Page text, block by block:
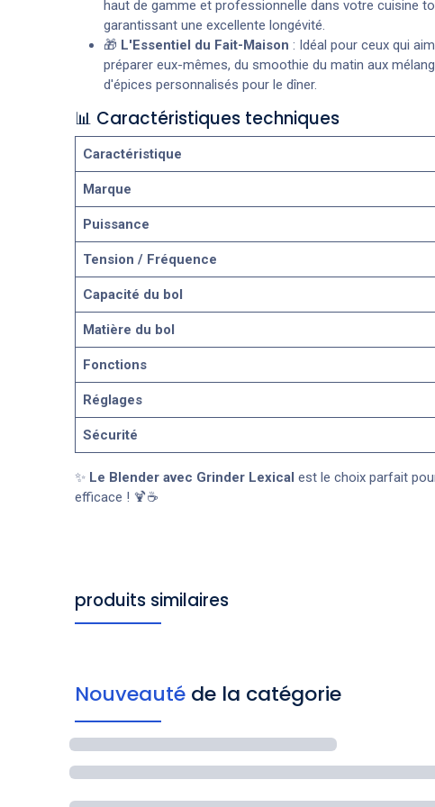
haut de gamme et professionnelle dans votre cuisine
garantissant une excellente longévité.
🎁 L'Essentiel du Fait-Maison : Idéal pour ceux qui
préparer eux-mêmes, du smoothie du matin aux
d'épices personnalisés pour le dîner.
📊 Caractéristiques techniques
Caractéristique
Marque
Puissance
Tension / Fréquence
Capacité du bol
Matière du bol
Fonctions
Réglages
Sécurité
✨ Le Blender avec Grinder Lexical est le choix parfait
efficace ! 🍹☕
produits similaires
Nouveauté de la catégorie